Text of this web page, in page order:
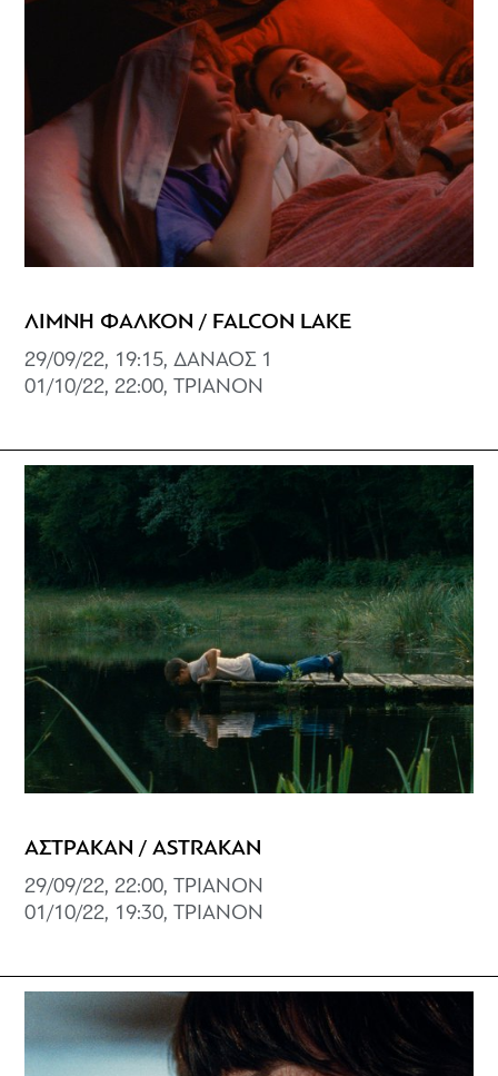
ΛΙΜΝΗ ΦΑΛΚΟΝ / FALCON LAKE
29/09/22, 19:15, ΔΑΝΑΟΣ 1
01/10/22, 22:00, ΤΡΙΑΝΟΝ
ΑΣΤΡΑΚΑΝ / ASTRAKAN
29/09/22, 22:00, ΤΡΙΑΝΟΝ
01/10/22, 19:30, ΤΡΙΑΝΟΝ